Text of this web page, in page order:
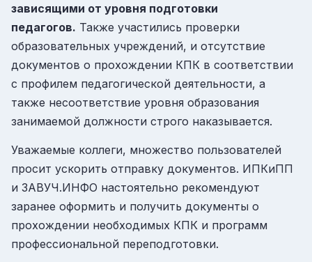
зависящими от уровня подготовки
педагогов. Также участились проверки
образовательных учреждений, и отсутствие
документов о прохождении КПК в соответствии
с профилем педагогической деятельности, а
также несоответствие уровня образования
занимаемой должности строго наказывается.
Уважаемые коллеги, множество пользователей
просит ускорить отправку документов. ИПКиПП
и ЗАВУЧ.ИНФО настоятельно рекомендуют
заранее оформить и получить документы о
прохождении необходимых КПК и программ
профессиональной переподготовки.